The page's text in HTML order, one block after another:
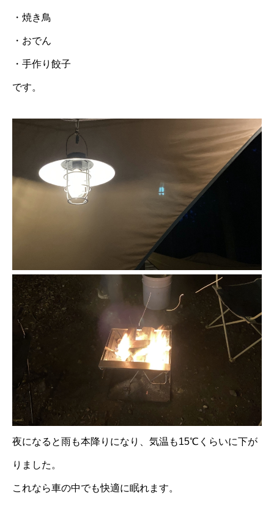
・焼き鳥
・おでん
・手作り餃子
です。
夜になると雨も本降りになり、気温も15℃くらいに下が
りました。
これなら車の中でも快適に眠れます。